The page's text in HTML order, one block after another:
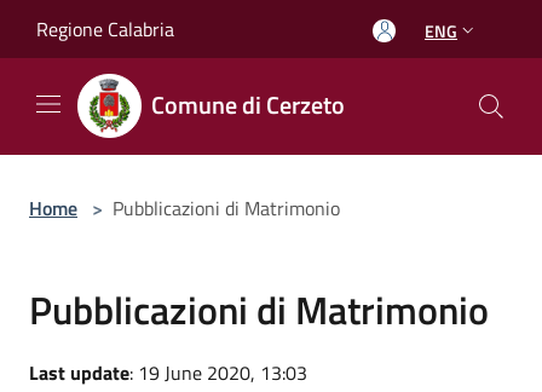
Regione Calabria ENG
Comune di Cerzeto
Home > Pubblicazioni di Matrimonio
Pubblicazioni di Matrimonio
Last update: 19 June 2020, 13:03